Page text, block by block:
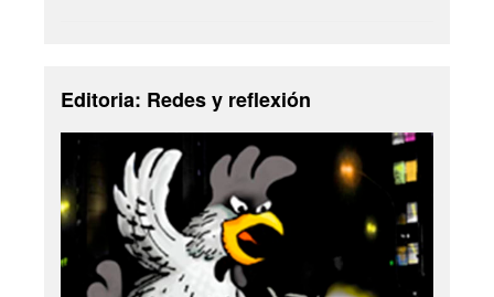
Editoria: Redes y reflexión